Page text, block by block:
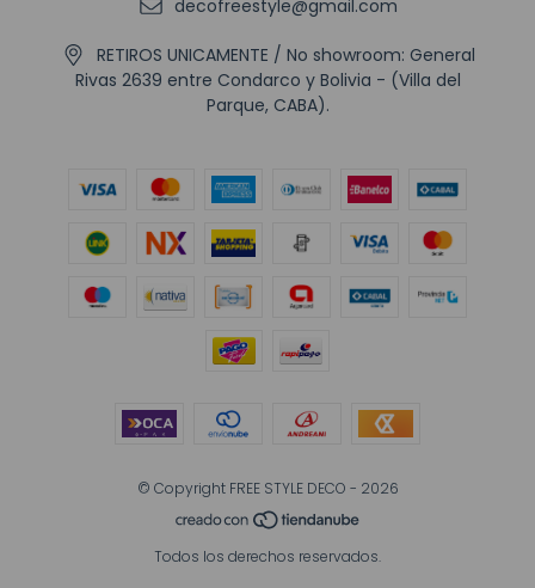
decofreestyle@gmail.com
RETIROS UNICAMENTE / No showroom: General
Rivas 2639 entre Condarco y Bolivia - (Villa del
Parque, CABA).
© Copyright FREE STYLE DECO - 2026
Todos los derechos reservados.